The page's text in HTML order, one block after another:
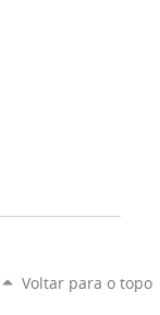
Voltar para o topo